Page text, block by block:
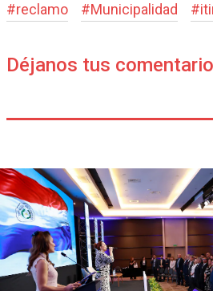
#reclamo #Municipalidad #
Déjanos tus